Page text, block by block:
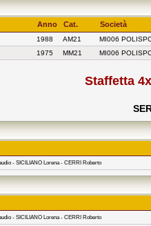
Anno Cat. Società
1988 AM21
MI006
1975 MM21 MI006
Staffetta
- SICILIANO Lorena - CERRI Roberto
- SICILIANO Lorena - CERRI Roberto